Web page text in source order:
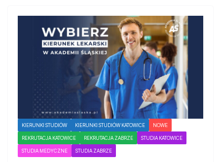
KIERUNKI STUDIÓW KIERUNKI STUDIÓW KATOWICE NOWE
REKRUTACJA KATOWICE REKRUTACJA ZABRZE STUDIA KATOWICE
STUDIA MEDYCZNE STUDIA ZABRZE